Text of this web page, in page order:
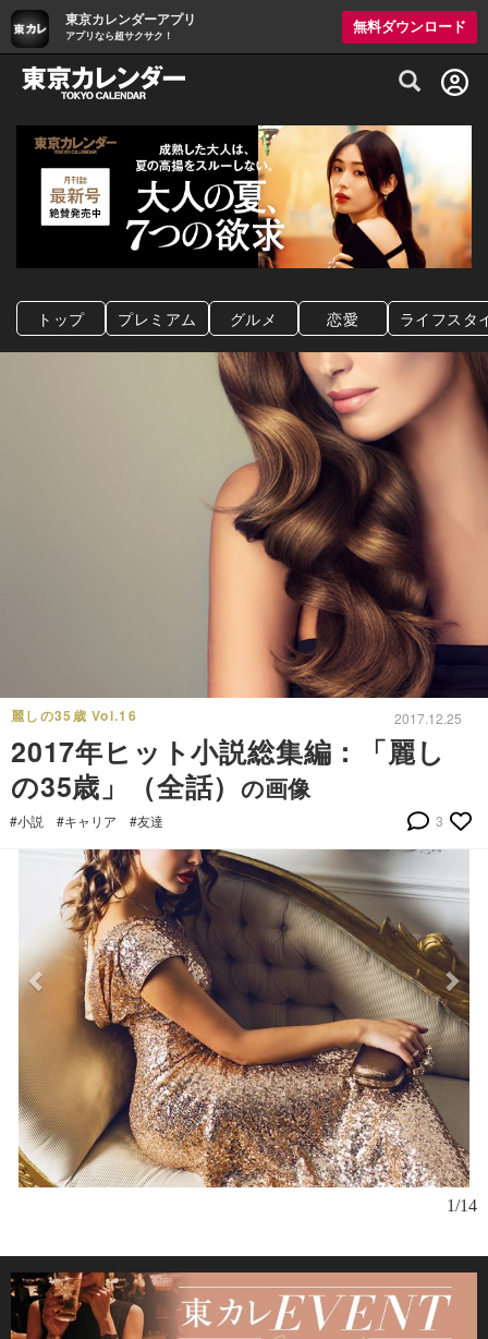
東京カレンダーアプリ
アプリなら超サクサク！
無料ダウンロード
グルメ情報・プレミアムレストラン予約
トップ プレミアム グルメ 恋愛 ライフスタ
麗しの35歳 Vol.16 2017.12.25
2017年ヒット小説総集編：「麗し
の35歳」（全話）の画像
#小説 #キャリア #友達 3
1/14